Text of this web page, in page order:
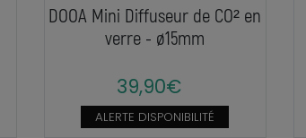
DOOA Mini Diffuseur de CO² en
verre - ø15mm
39,90€
ALERTE DISPONIBILITÉ